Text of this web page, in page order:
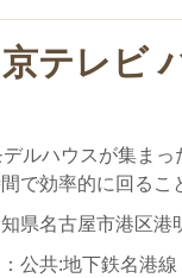
テレビ
ルハウスが集ま
で効率的に回るこ
県名古屋市港区港
公共:地下鉄名港